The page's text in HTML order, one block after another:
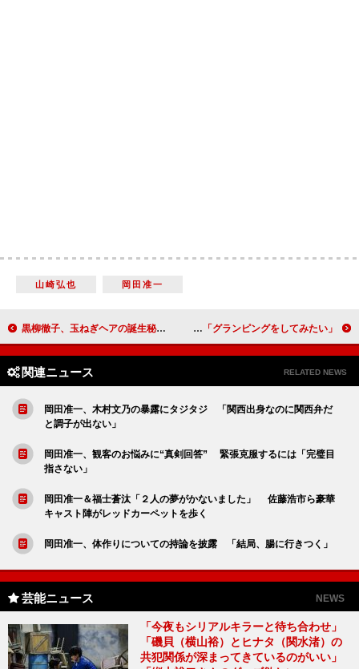
山崎弘也 岡田准一
黒柳徹子、玉ねぎヘアの誕生秘話を語る 「１００歳ぐらいまでは仕事をしていきたい」 吉沢亮「今年は勝負の年だった」 「グランピングをしてみたい」
関連ニュース RELATED NEWS
岡田准一、木村文乃の暴露にタジタジ 「関西出身なのに関西弁だ
と調子が出ない」
岡田准一、観客のお悩みに“真剣回答” 緊張克服するには「完璧目
指さない」
岡田准一＆福士蒼汰「２人の夢がかないました」 佐藤浩市ら豪華
キャスト陣がレッドカーペットを歩く
岡田准一、体作りについての持論を披露 「結局、腸に行きつく」
芸能ニュース NEWS
「今夜もシリアルキラーと待ち合わせ」
「磯貝（横山裕）とヒナタ（関水渚）の
共犯関係が深まってきているのがいい」